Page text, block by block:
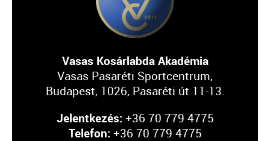
Vasas Kosárlabda Akadémia
Vasas Pasaréti Sportcentrum,
Budapest, 1026, Pasaréti út 11-13.
Jelentkezés: +36 70 779 4775
Telefon: +36 70 779 4775